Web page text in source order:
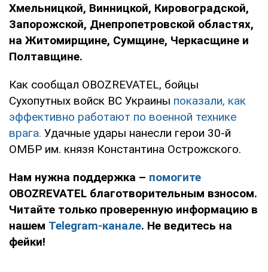
Хмельницкой, Винницкой, Кировоградской,
Запорожской, Днепропетровской областях,
на Житомирщине, Сумщине, Черкасщине и
Полтавщине.
Как сообщал OBOZREVATEL, бойцы
Сухопутных войск ВС Украины показали, как
эффективно работают по военной технике
врага. Удачные удары нанесли герои 30-й
ОМБР им. князя Константина Острожского.
Нам нужна поддержка – помогите
OBOZREVATEL благотворительным взносом.
Читайте только проверенную информацию в
нашем Telegram-канале. Не ведитесь на
фейки!